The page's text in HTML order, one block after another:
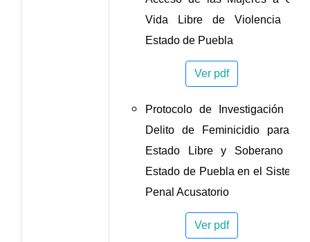
Vida Libre de Violencia del
Estado de Puebla
Ver pdf
Protocolo de Investigación del
Delito de Feminicidio para el
Estado Libre y Soberano del
Estado de Puebla en el Sistema
Penal Acusatorio
Ver pdf